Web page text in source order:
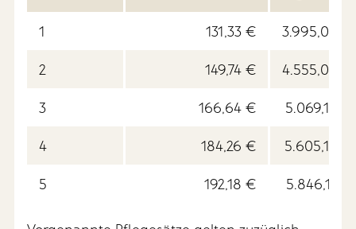
1 131,33 € 3.995,06 €
2 149,74 € 4.555,09 €
3 166,64 € 5.069,19 €
4 184,26 € 5.605,19 €
5 192,18 € 5.846,12 €